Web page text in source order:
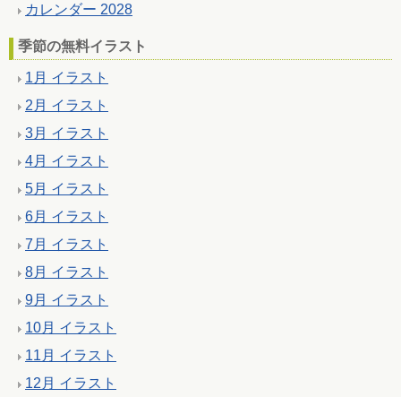
カレンダー 2028
季節の無料イラスト
1月 イラスト
2月 イラスト
3月 イラスト
4月 イラスト
5月 イラスト
6月 イラスト
7月 イラスト
8月 イラスト
9月 イラスト
10月 イラスト
11月 イラスト
12月 イラスト